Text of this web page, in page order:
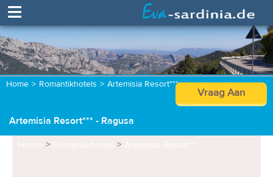
≡
Home > Romantikhotels > Artemisia Resort***
Artemisia Resort*** - Ragusa
Vraag Aan
> >